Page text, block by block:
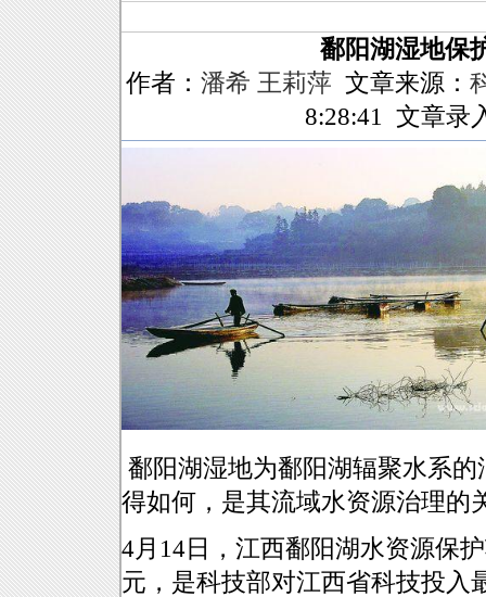
鄱阳湖湿地
作者： 潘希 王莉萍 文章来源：
8:28:41 文章录
鄱阳湖湿地为鄱阳湖辐聚水系
得如何，是其流域水资源治理的
4月14日，江西鄱阳湖水资源保
元，是科技部对江西省科技投入